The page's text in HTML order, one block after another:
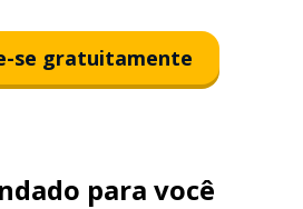
se gratuitamente
para você